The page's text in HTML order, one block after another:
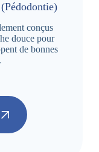
conçus
douce pour
de bonnes